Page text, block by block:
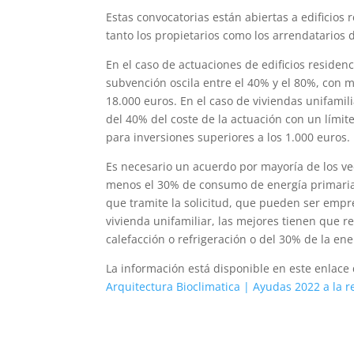
Estas convocatorias están abiertas a
tanto los propietarios como los arrendatarios
En el caso de actuaciones de edificios
subvención oscila entre el 40% y el 80%, con
18.000 euros. En el caso de viviendas
del 40% del coste de la actuación con un
para inversiones superiores a los 1.000 euros.
Es necesario un acuerdo por mayoría de los
menos el 30% de consumo de energía
que tramite la solicitud, que pueden ser
vivienda unifamiliar, las mejores tienen que
calefacción o refrigeración o del 30% de la
La información está disponible en este
Arquitectura Bioclimatica | Ayudas 2022 a la